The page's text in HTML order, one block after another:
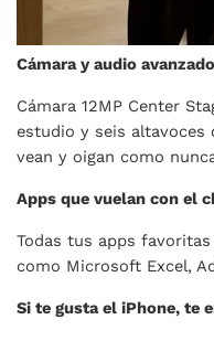
Cámara y audio
Cámara 12MP Center
estudio y seis altavoces
vean y oigan como
Apps que vuelan con el
Todas tus apps
como Microsoft Excel,
Si te gusta el iPhone, te